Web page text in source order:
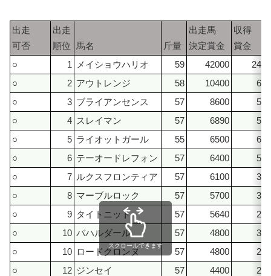
出走
可否
出走
順位
馬名 斤量
出走馬
決定賞金
収得
賞金
○
1 メイショウハリオ 59 42000
○
2 アウトレンジ 58 10400
○
3 ブライアンセンス 57 8600
○
4 スレイマン 57 6890
○
5 ライオットガール 55 6500
○
6 テーオードレフォン 57 6400
○
7 ルクスフロンティア 57 6100
○
8 マーブルロック 57 5700
○
9 タイトニット 57 5640
○
10 バハルダール 57 4800
○
10 ロードクロンヌ 57 4800
○
12 ジンセイ 57 4400
スクロールできます